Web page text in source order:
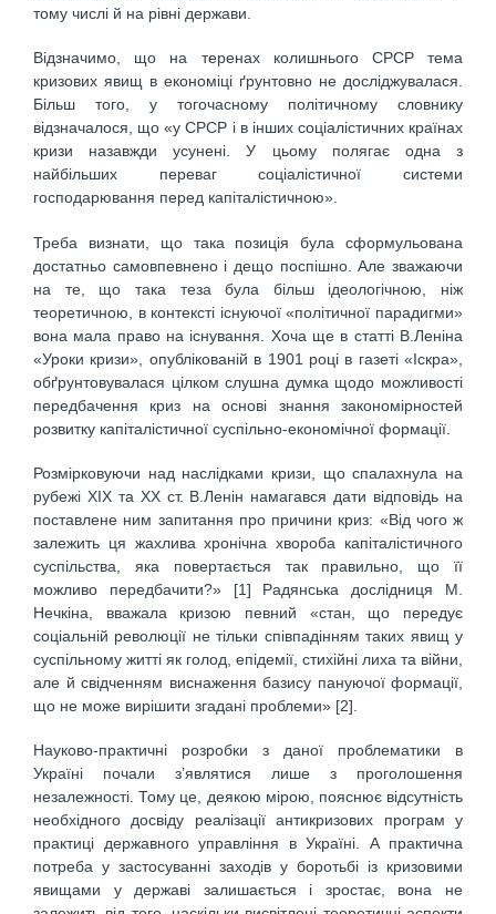
тому числі й на рівні держави.
Відзначимо, що на теренах колишнього СРСР тема
кризових явищ в економіці ґрунтовно не досліджувалася.
Більш того, у тогочасному політичному словнику
відзначалося, що «у СРСР і в інших соціалістичних країнах
кризи назавжди усунені. У цьому полягає одна з
найбільших переваг соціалістичної системи
господарювання перед капіталістичною».
Треба визнати, що така позиція була сформульована
достатньо самовпевнено і дещо поспішно. Але зважаючи
на те, що така теза була більш ідеологічною, ніж
теоретичною, в контексті існуючої «політичної парадигми»
вона мала право на існування. Хоча ще в статті В.Леніна
«Уроки кризи», опублікованій в 1901 році в газеті «Іскра»,
обґрунтовувалася цілком слушна думка щодо можливості
передбачення криз на основі знання закономірностей
розвитку капіталістичної суспільно-економічної формації.
Розмірковуючи над наслідками кризи, що спалахнула на
рубежі XIX та XX ст. В.Ленін намагався дати відповідь на
поставлене ним запитання про причини криз: «Від чого ж
залежить ця жахлива хронічна хвороба капіталістичного
суспільства, яка повертається так правильно, що її
можливо передбачити?» [1] Радянська дослідниця М.
Нечкіна, вважала кризою певний «стан, що передує
соціальній революції не тільки співпадінням таких явищ у
суспільному житті як голод, епідемії, стихійні лиха та війни,
але й свідченням виснаження базису пануючої формації,
що не може вирішити згадані проблеми» [2].
Науково-практичні розробки з даної проблематики в
Україні почали з’являтися лише з проголошення
незалежності. Тому це, деякою мірою, пояснює відсутність
необхідного досвіду реалізації антикризових програм у
практиці державного управління в Україні. А практична
потреба у застосуванні заходів у боротьбі із кризовими
явищами у державі залишається і зростає, вона не